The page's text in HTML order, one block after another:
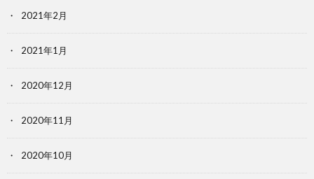
2021年2月
2021年1月
2020年12月
2020年11月
2020年10月